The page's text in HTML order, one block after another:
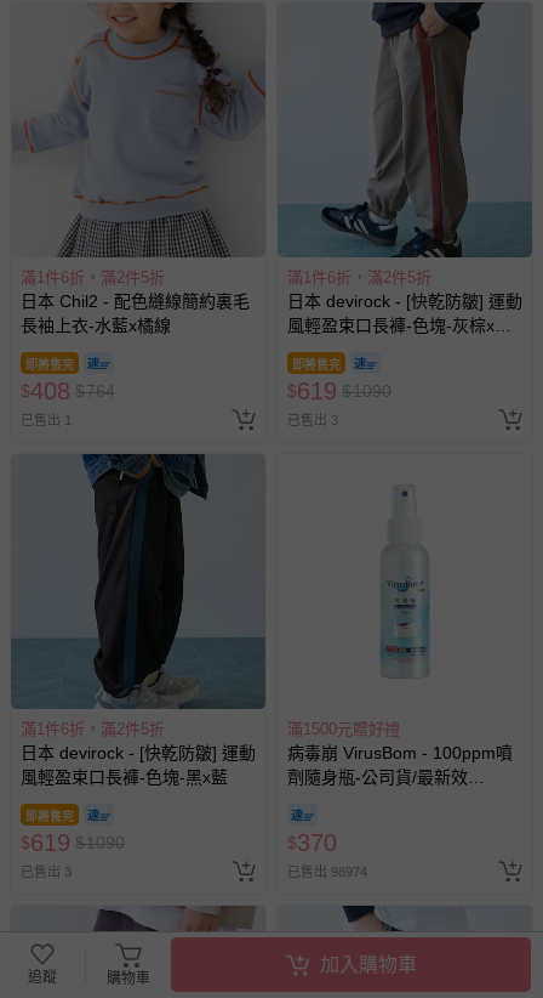
滿1件6折，滿2件5折
日本 Chil2 - 配色縫線簡約裏毛
長袖上衣-水藍x橘線
即將售完
$408 $764
已售出 1
滿1件6折，滿2件5折
日本 devirock - [快乾防皺] 運動
風輕盈束口長褲-色塊-灰棕x磚
橘
即將售完
$619 $1090
已售出 3
滿1件6折，滿2件5折
日本 devirock - [快乾防皺] 運動
風輕盈束口長褲-色塊-黑x藍
即將售完
$619 $1090
已售出 3
滿1500元贈好禮
病毒崩 VirusBom - 100ppm噴
劑隨身瓶-公司貨/最新效
$370
已售出 98974
追蹤 購物車
加入購物車